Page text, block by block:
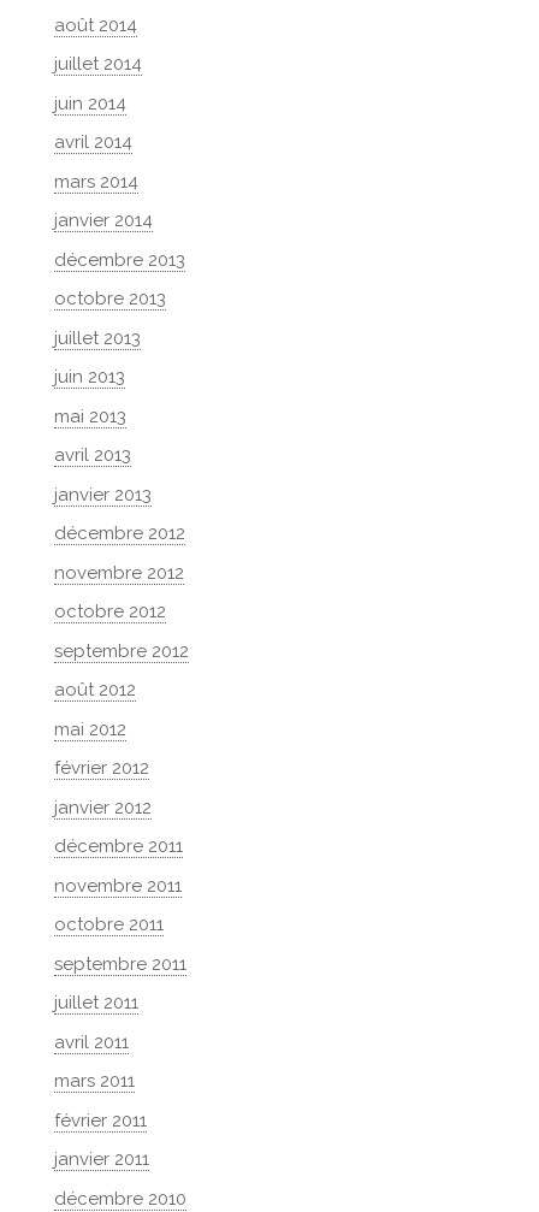
août 2014
juillet 2014
juin 2014
avril 2014
mars 2014
janvier 2014
décembre 2013
octobre 2013
juillet 2013
juin 2013
mai 2013
avril 2013
janvier 2013
décembre 2012
novembre 2012
octobre 2012
septembre 2012
août 2012
mai 2012
février 2012
janvier 2012
décembre 2011
novembre 2011
octobre 2011
septembre 2011
juillet 2011
avril 2011
mars 2011
février 2011
janvier 2011
décembre 2010